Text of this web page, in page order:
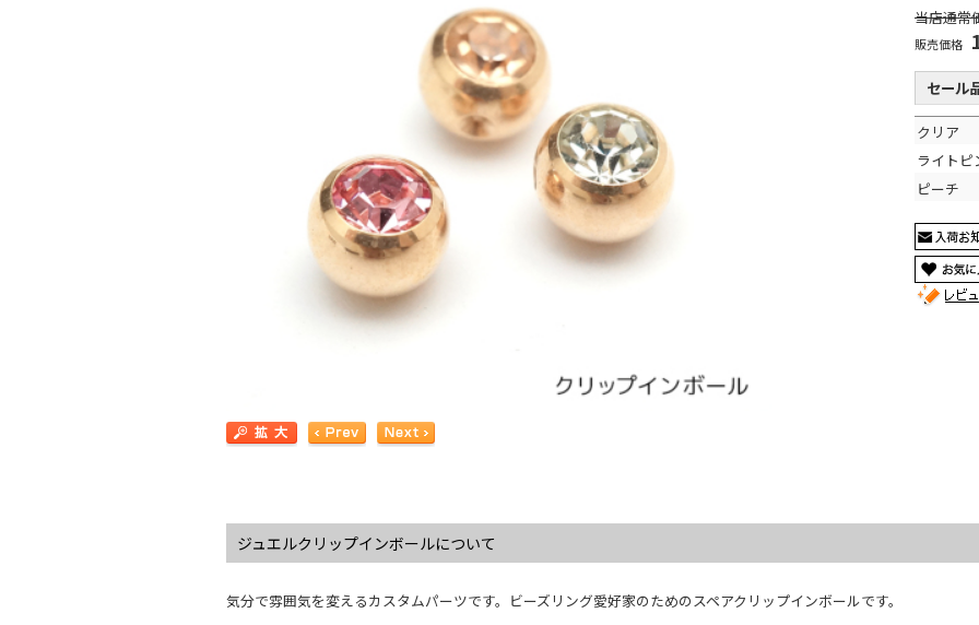
当店通常
販売価格
セール
クリア
ライトピ
ピーチ
ジュエルクリップインボールについて
気分で雰囲気を変えるカスタムパーツです。ビーズリング愛好家のためのスペアクリップインボールです。